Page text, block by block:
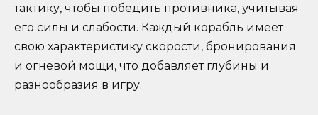
тактику, чтобы победить противника, учитывая
его силы и слабости. Каждый корабль имеет
свою характеристику скорости, бронирования
и огневой мощи, что добавляет глубины и
разнообразия в игру.